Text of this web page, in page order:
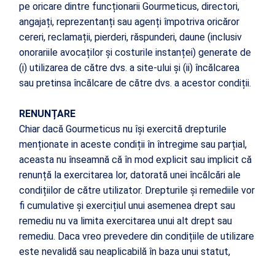
pe oricare dintre funcționarii Gourmeticus, directori,
angajați, reprezentanți sau agenți împotriva oricăror
cereri, reclamații, pierderi, răspunderi, daune (inclusiv
onorariile avocaților și costurile instanței) generate de
(i) utilizarea de către dvs. a site-ului și (ii) încălcarea
sau pretinsa încălcare de către dvs. a acestor condiții.
RENUNȚARE
Chiar dacă Gourmeticus nu își exercită drepturile
menționate in aceste condiții în întregime sau parțial,
aceasta nu înseamnă că în mod explicit sau implicit că
renunță la exercitarea lor, datorată unei încălcări ale
condițiilor de către utilizator. Drepturile și remediile vor
fi cumulative și exercițiul unui asemenea drept sau
remediu nu va limita exercitarea unui alt drept sau
remediu. Daca vreo prevedere din condițiile de utilizare
este nevalidă sau neaplicabilă în baza unui statut,